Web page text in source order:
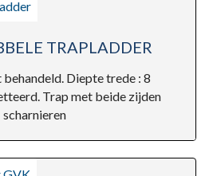
TRAPLADDER
Diepte trede : 8
Trap met beide zijden
scharnieren